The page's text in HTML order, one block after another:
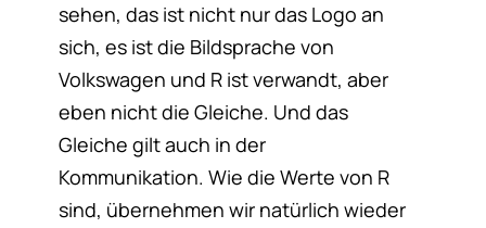
sehen, das ist nicht nur das Logo an
sich, es ist die Bildsprache von
Volkswagen und R ist verwandt, aber
eben nicht die Gleiche. Und das
Gleiche gilt auch in der
Kommunikation. Wie die Werte von R
sind, übernehmen wir natürlich wieder